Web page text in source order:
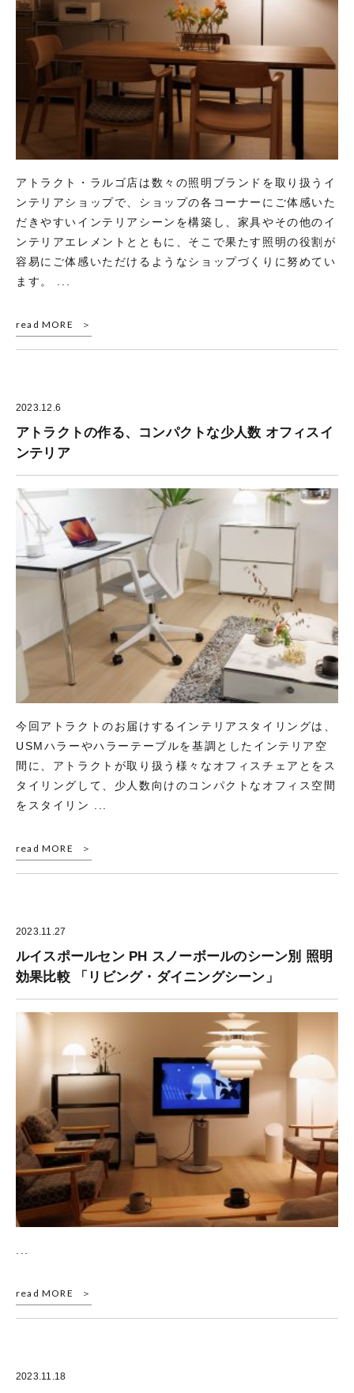
アトラクト・ラルゴ店は数々の照明ブランドを取り扱うイ
ンテリアショップで、ショップの各コーナーにご体感いた
だきやすいインテリアシーンを構築し、家具やその他のイ
ンテリアエレメントとともに、そこで果たす照明の役割が
容易にご体感いただけるようなショップづくりに努めてい
ます。 ...
read MORE
2023.12.6
アトラクトの作る、コンパクトな少人数 オフィスイ
ンテリア
今回アトラクトのお届けするインテリアスタイリングは、
USMハラーやハラーテーブルを基調としたインテリア空
間に、アトラクトが取り扱う様々なオフィスチェアとをス
タイリングして、少人数向けのコンパクトなオフィス空間
をスタイリン ...
read MORE
2023.11.27
ルイスポールセン PH スノーボールのシーン別 照明
効果比較 「リビング・ダイニングシーン」
...
read MORE
2023.11.18